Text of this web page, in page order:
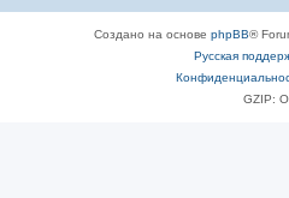
Создано на основе phpBB®
Русская
GZIP: